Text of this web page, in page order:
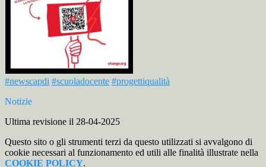
#newscapdi #scuoladocente #progettiqualità
Notizie
Ultima revisione il 28-04-2025
Questo sito o gli strumenti terzi da questo utilizzati si avvalgono di
cookie necessari al funzionamento ed utili alle finalità illustrate nella
COOKIE POLICY.